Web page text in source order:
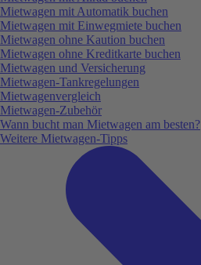
Mietwagen mit Automatik buchen
Mietwagen mit Einwegmiete buchen
Mietwagen ohne Kaution buchen
Mietwagen ohne Kreditkarte buchen
Mietwagen und Versicherung
Mietwagen-Tankregelungen
Mietwagenvergleich
Mietwagen-Zubehör
Wann bucht man Mietwagen am besten?
Weitere Mietwagen-Tipps